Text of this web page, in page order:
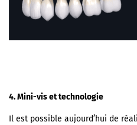
4. Mini-vis et technologie
Il est possible aujourd’hui de